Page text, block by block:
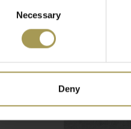
Necessary
Deny
Flow prullenmand
€218,00